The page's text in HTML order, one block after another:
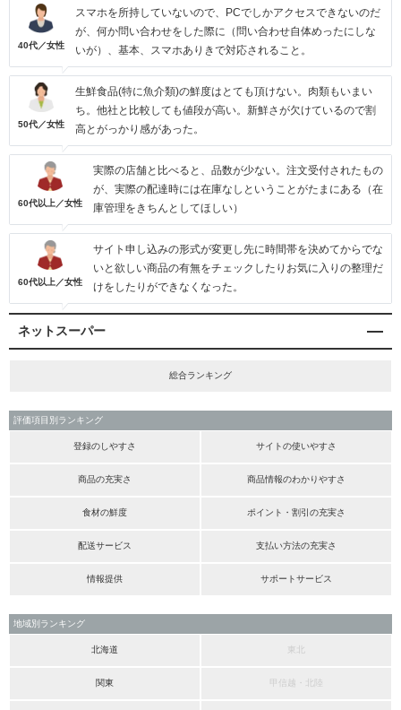
40代／女性
スマホを所持していないので、PCでしかアクセスできないのだ
が、何か問い合わせをした際に（問い合わせ自体めったにしな
いが）、基本、スマホありきで対応されること。
50代／女性
生鮮食品(特に魚介類)の鮮度はとても頂けない。肉類もいまい
ち。他社と比較しても値段が高い。新鮮さが欠けているので割
高とがっかり感があった。
60代以上／女性
実際の店舗と比べると、品数が少ない。注文受付されたもの
が、実際の配達時には在庫なしということがたまにある（在
庫管理をきちんとしてほしい）
60代以上／女性
サイト申し込みの形式が変更し先に時間帯を決めてからでな
いと欲しい商品の有無をチェックしたりお気に入りの整理だ
けをしたりができなくなった。
ネットスーパー
総合ランキング
評価項目別ランキング
登録のしやすさ サイトの使いやすさ
商品の充実さ 商品情報のわかりやすさ
食材の鮮度 ポイント・割引の充実さ
配送サービス 支払い方法の充実さ
情報提供 サポートサービス
地域別ランキング
北海道 東北
関東 甲信越・北陸